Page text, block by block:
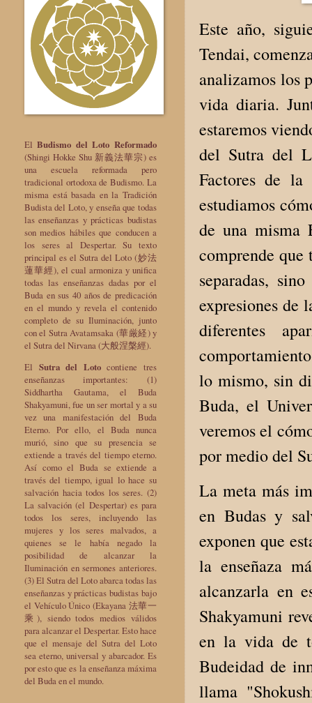
Este año,
Tendai,
analizamos los
vida diaria.
estaremos
del Sutra del
Factores de
estudiamos
de una misma
comprende que
separadas,
expresiones de
diferentes
lo mismo, sin
Buda, el
veremos el
por medio del
La meta más
en Budas y
exponen que
la enseñaza
alcanzarla en
Shakyamuni
en la vida de
Budeidad de
llama
ElBudismo del Loto Reformado
(Shingi Hokke Shu 新義法華宗) es
una escuela reformada pero
tradicional ortodoxa de Budismo. La
misma está basada en la Tradición
Budista del Loto, y enseña que todas
las enseñanzas y prácticas budistas
son medios hábiles que conducen a
los seres al Despertar. Su texto
principal es el Sutra del Loto (妙法
蓮華經), el cual armoniza y unifica
todas las enseñanzas dadas por el
Buda en sus 40 años de predicación
en el mundo y revela el contenido
completo de su Iluminación, junto
con el Sutra Avatamsaka (華厳経) y
el Sutra del Nirvana (大般涅槃經).
El Sutra del Lotocontiene tres
enseñanzas importantes: (1)
Siddhartha Gautama, el Buda
Shakyamuni, fue un ser mortal y a su
vez una manifestación del Buda
Eterno. Por ello, el Buda nunca
murió, sino que su presencia se
extiende a través del tiempo eterno.
Así como el Buda se extiende a
través del tiempo, igual lo hace su
salvación hacia todos los seres. (2)
La salvación (el Despertar) es para
todos los seres, incluyendo las
mujeres y los seres malvados, a
quienes se le había negado la
posibilidad de alcanzar la
Iluminación en sermones anteriores.
(3) El Sutra del Loto abarca todas las
enseñanzas y prácticas budistas bajo
el Vehículo Único (Ekayana 法華一
乘), siendo todos medios válidos
para alcanzar el Despertar. Esto hace
que el mensaje del Sutra del Loto
sea eterno, universal y abarcador. Es
por esto que es la enseñanza máxima
del Buda en el mundo.